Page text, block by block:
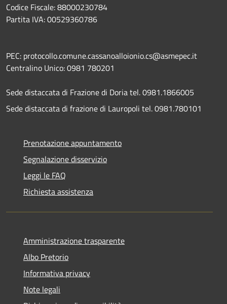
Codice Fiscale: 88000230784
Partita IVA: 00529360786
PEC: protocollo.comune.cassanoalloionio.cs@asmepec.it
Centralino Unico: 0981 780201
Sede distaccata di Frazione di Doria tel. 0981.1866005
Sede distaccata di frazione di Lauropoli tel. 0981.780101
Prenotazione appuntamento
Segnalazione disservizio
Leggi le FAQ
Richiesta assistenza
Amministrazione trasparente
Albo Pretorio
Informativa privacy
Note legali